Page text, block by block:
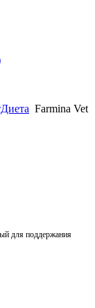
Farmina Vet
для поддержания